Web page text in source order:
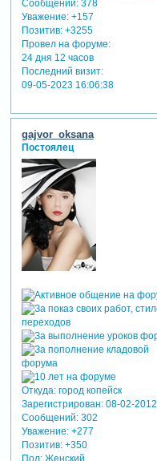
Сообщений:378
Уважение: +157
Позитив: +3255
Провел на форуме:
24 дня 12 часов
Последний визит:
09-05-2023 16:06:38
gajvor_oksana
Постоялец
Откуда:город копейск
Зарегистрирован: 08-02-2012
Сообщений:302
Уважение: +277
Позитив: +350
Пол:Женский